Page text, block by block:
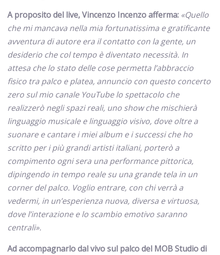
A proposito del live, Vincenzo Incenzo afferma: «Quello
che mi mancava nella mia fortunatissima e gratificante
avventura di autore era il contatto con la gente, un
desiderio che col tempo è diventato necessità. In
attesa che lo stato delle cose permetta l’abbraccio
fisico tra palco e platea, annuncio con questo concerto
zero sul mio canale YouTube lo spettacolo che
realizzerò negli spazi reali, uno show che mischierà
linguaggio musicale e linguaggio visivo, dove oltre a
suonare e cantare i miei album e i successi che ho
scritto per i più grandi artisti italiani, porterò a
compimento ogni sera una performance pittorica,
dipingendo in tempo reale su una grande tela in un
corner del palco. Voglio entrare, con chi verrà a
vedermi, in un’esperienza nuova, diversa e virtuosa,
dove l’interazione e lo scambio emotivo saranno
centrali».
Ad accompagnarlo dal vivo sul palco del MOB Studio di